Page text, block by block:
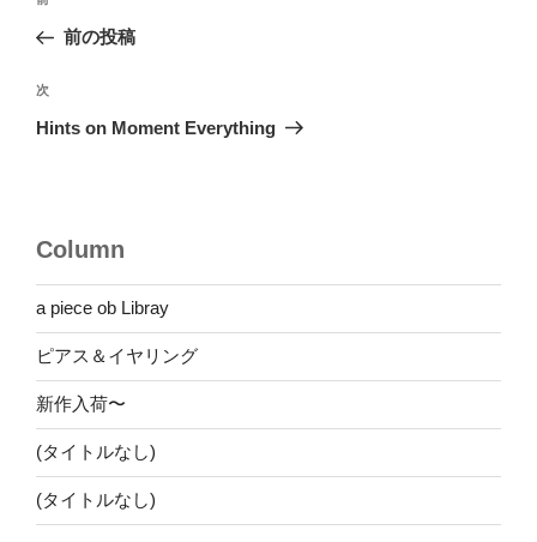
ナ
ビ
ゲ
ン
の
稿
前の投稿
次
の
次
Hints on Moment Everything
Column
a piece ob Libray
ピアス＆イヤリング
新作入荷〜
(タイトルなし)
(タイトルなし)